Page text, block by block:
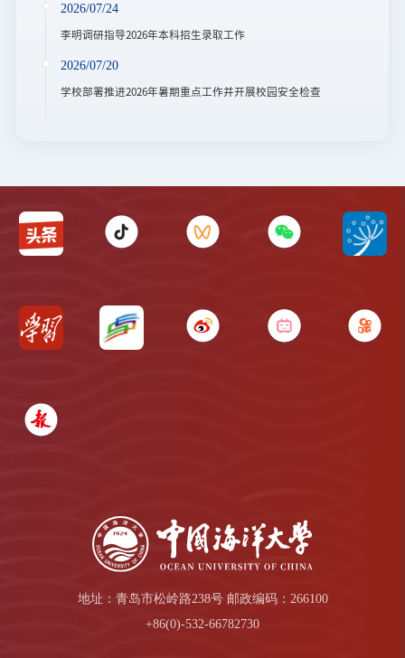
2026/07/24
李明调研指导2026年本科招生录取工作
2026/07/20
学校部署推进2026年暑期重点工作并开展校园安全检查
地址：青岛市松岭路238号 邮政编码：266100
+86(0)-532-66782730